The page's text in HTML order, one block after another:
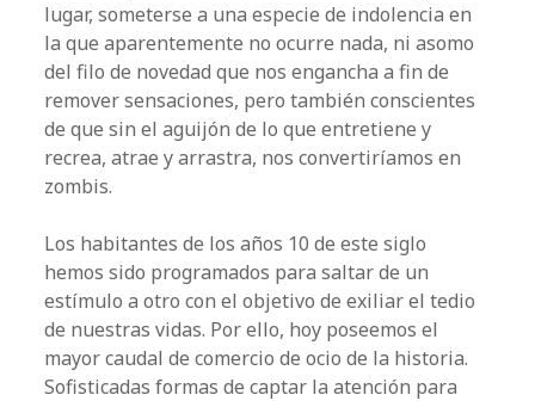
lugar, someterse a una especie de indolencia en
la que aparentemente no ocurre nada, ni asomo
del filo de novedad que nos engancha a fin de
remover sensaciones, pero también conscientes
de que sin el aguijón de lo que entretiene y
recrea, atrae y arrastra, nos convertiríamos en
zombis.
Los habitantes de los años 10 de este siglo
hemos sido programados para saltar de un
estímulo a otro con el objetivo de exiliar el tedio
de nuestras vidas. Por ello, hoy poseemos el
mayor caudal de comercio de ocio de la historia.
Sofisticadas formas de captar la atención para